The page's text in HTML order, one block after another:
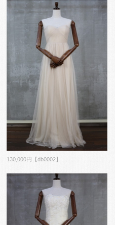
130,000円【db0002】